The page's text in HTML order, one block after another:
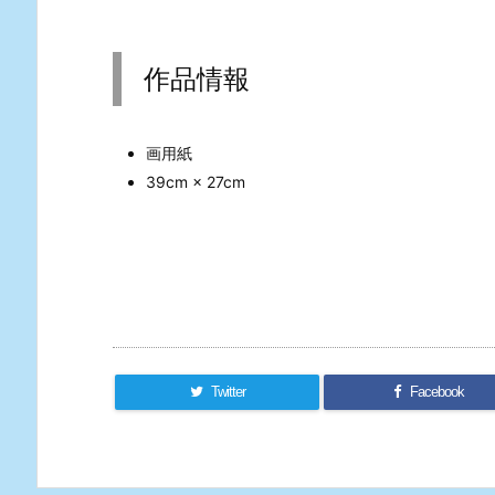
作品情報
画用紙
39cm × 27cm
Twitter Facebook